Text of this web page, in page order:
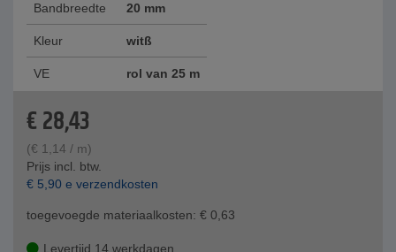
Bandbreedte 20 mm
Kleur witß
VE rol van 25 m
€28,43
(€ 1,14 / m)
Prijs incl. btw.
€ 5,90 e verzendkosten
toegevoegde materiaalkosten: € 0,63
Levertijd 14 werkdagen